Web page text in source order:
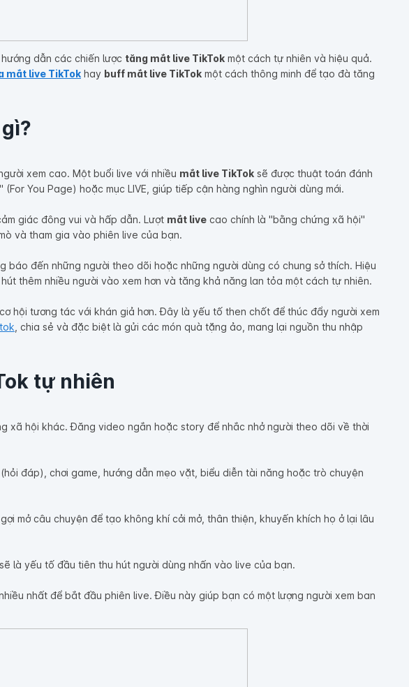
dẫn các chiến lược tăng mắt live TikTok một cách tự nhiên và hiệu quả.
mắt live TikTok hay buff mắt live TikTok một cách thông minh để tạo đà tăng
xem cao. Một buổi live với nhiều mắt live TikTok sẽ được thuật toán đánh
You Page) hoặc mục LIVE, giúp tiếp cận hàng nghìn người dùng mới.
giác đông vui và hấp dẫn. Lượt mắt live cao chính là "bằng chứng xã hội"
và tham gia vào phiên live của bạn.
đến những người theo dõi hoặc những người dùng có chung sở thích. Hiệu
thêm nhiều người vào xem hơn và tăng khả năng lan tỏa một cách tự nhiên.
hội tương tác với khán giả hơn. Đây là yếu tố then chốt để thúc đẩy người xem
, chia sẻ và đặc biệt là gửi các món quà tặng ảo, mang lại nguồn thu nhập
tự nhiên
xã hội khác. Đăng video ngắn hoặc story để nhắc nhở người theo dõi về thời
đáp), chơi game, hướng dẫn mẹo vặt, biểu diễn tài năng hoặc trò chuyện
mở câu chuyện để tạo không khí cởi mở, thân thiện, khuyến khích họ ở lại lâu
là yếu tố đầu tiên thu hút người dùng nhấn vào live của bạn.
nhất để bắt đầu phiên live. Điều này giúp bạn có một lượng người xem ban